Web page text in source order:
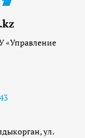
«Управление
ул.